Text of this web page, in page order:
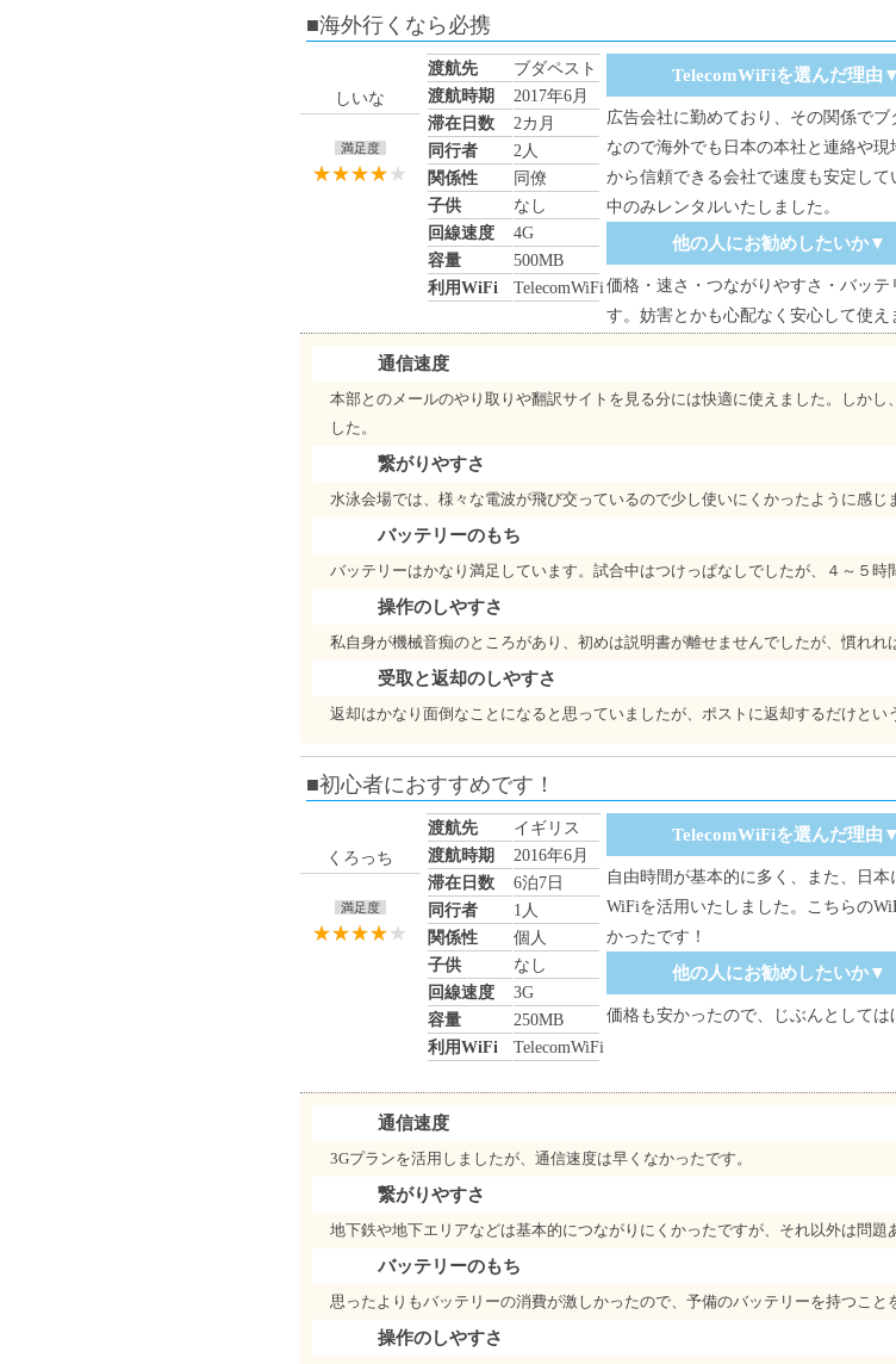
■海外行くなら必携
しいな
満足度
渡航先
ブダペスト
渡航時期
2017年6月
滞在日数
2カ月
同行者
2人
関係性
同僚
子供
なし
回線速度
4G
容量
500MB
利用WiFi
TelecomWiFi
TelecomWiFiを選んだ理由▼
広告会社に勤めており、その関係で
なので海外でも日本の本社と連絡や
から信頼できる会社で速度も安定し
中のみレンタルいたしました。
他の人にお勧めしたいか▼
価格・速さ・つながりやすさ・バッ
す。妨害とかも心配なく安心して使え
通信速度
本部とのメールのやり取りや翻訳サイトを見る分には快適に使えました。しか
した。
繋がりやすさ
水泳会場では、様々な電波が飛び交っているので少し使いにくかったように感じ
バッテリーのもち
バッテリーはかなり満足しています。試合中はつけっぱなしでしたが、４～５時
操作のしやすさ
私自身が機械音痴のところがあり、初めは説明書が離せませんでしたが、慣れれ
受取と返却のしやすさ
返却はかなり面倒なことになると思っていましたが、ポストに返却するだけとい
■初心者におすすめです！
くろっち
満足度
渡航先
イギリス
渡航時期
2016年6月
滞在日数
6泊7日
同行者
1人
関係性
個人
子供
なし
回線速度
3G
容量
250MB
利用WiFi
TelecomWiFi
TelecomWiFiを選んだ理由▼
自由時間が基本的に多く、また、日
WiFiを活用いたしました。こちらの
かったです！
他の人にお勧めしたいか▼
価格も安かったので、じぶんとしては
通信速度
3Gプランを活用しましたが、通信速度は早くなかったです。
繋がりやすさ
地下鉄や地下エリアなどは基本的につながりにくかったですが、それ以外は問題
バッテリーのもち
思ったよりもバッテリーの消費が激しかったので、予備のバッテリーを持つこと
操作のしやすさ